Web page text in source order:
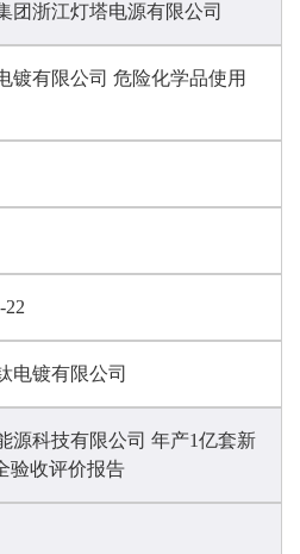
团浙江灯塔电源有限公司
镀有限公司 危险化学品使用
22
电镀有限公司
源科技有限公司 年产1亿套新
验收评价报告